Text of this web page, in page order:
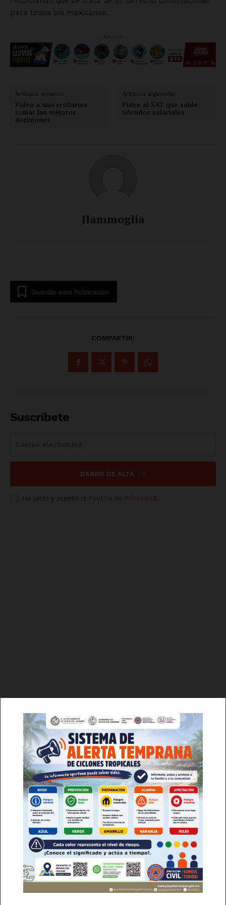
SUSCRÍBETE AHORA
Empresa
Nosotros
para todos los mexicanos.
Artículo anterior
Piden a universitarios
tomar las mejores
decisiones
Artículo siguiente
Piden al SAT que salde
adeudos salariales
Jlammoglia
Guardar esta Publicación
COMPARTIR:
Suscríbete
DARME DE ALTA
He leído y acepto la Política de Privacidad .
Lo + Popular
Acuerdan liberación de 1000 toneladas
de aguacate
Afirman que fracking no es decisión
tomada